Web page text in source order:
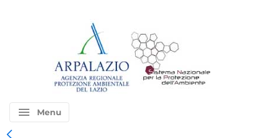
menu Menu